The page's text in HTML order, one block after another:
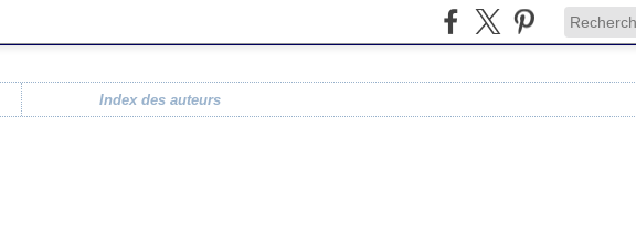
Index des auteurs